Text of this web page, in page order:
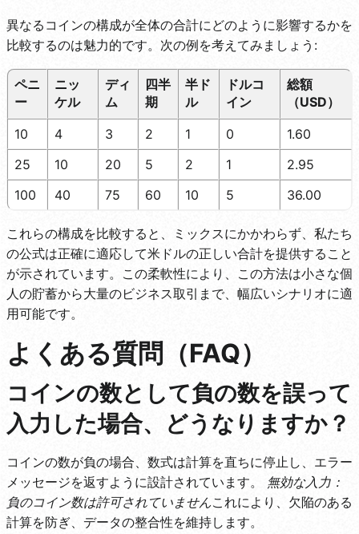
異なるコインの構成が全体の合計にどのように影響するかを
比較するのは魅力的です。次の例を考えてみましょう:
ペニ
ー
ニッ
ケル
ディ
ム
四半
期
半ド
ル
ドルコ
イン
総額
（USD）
10
4 3 2 1 0
1.60
25
10 20 5 2 1
2.95
100
40 75 60 10 5 36.00
これらの構成を比較すると、ミックスにかかわらず、私たち
の公式は正確に適応して米ドルの正しい合計を提供すること
が示されています。この柔軟性により、この方法は小さな個
人の貯蓄から大量のビジネス取引まで、幅広いシナリオに適
用可能です。
よくある質問（FAQ）
コインの数として負の数を誤って
入力した場合、どうなりますか？
コインの数が負の場合、数式は計算を直ちに停止し、エラー
メッセージを返すように設計されています。 無効な入力：
負のコイン数は許可されていませんこれにより、欠陥のある
計算を防ぎ、データの整合性を維持します。